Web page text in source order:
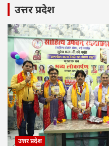
उत्तर प्रदेश
उत्तर प्रदेश